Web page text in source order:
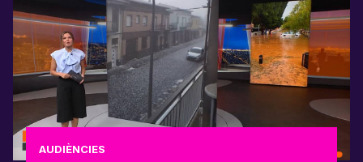
AUDIÈNCIES